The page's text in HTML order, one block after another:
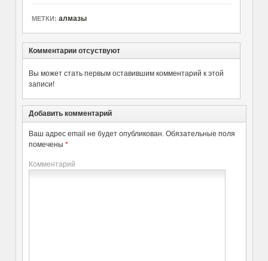
МЕТКИ: алмазы
Комментарии отсуствуют
Вы может стать первым оставившим комментарий к этой
записи!
Добавить комментарий
Ваш адрес email не будет опубликован. Обязательные поля
помечены *
Комментарий